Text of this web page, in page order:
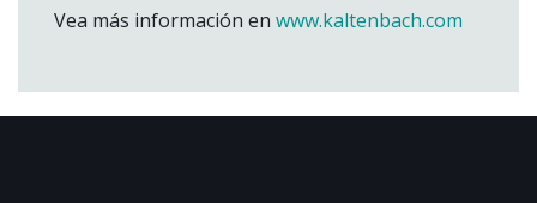
Vea más información en www.kaltenbach.com